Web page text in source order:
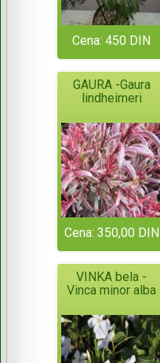
Cena: 450 DIN
GAURA -Gaura
lindheimeri
Cena: 350,00 DIN
VINKA bela -
Vinca minor alba